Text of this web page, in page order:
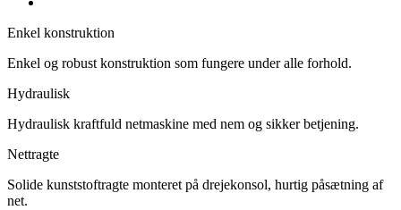
Enkel konstruktion
Enkel og robust konstruktion som fungere under alle forhold.
Hydraulisk
Hydraulisk kraftfuld netmaskine med nem og sikker betjening.
Nettragte
Solide kunststoftragte monteret på drejekonsol, hurtig påsætning af
net.